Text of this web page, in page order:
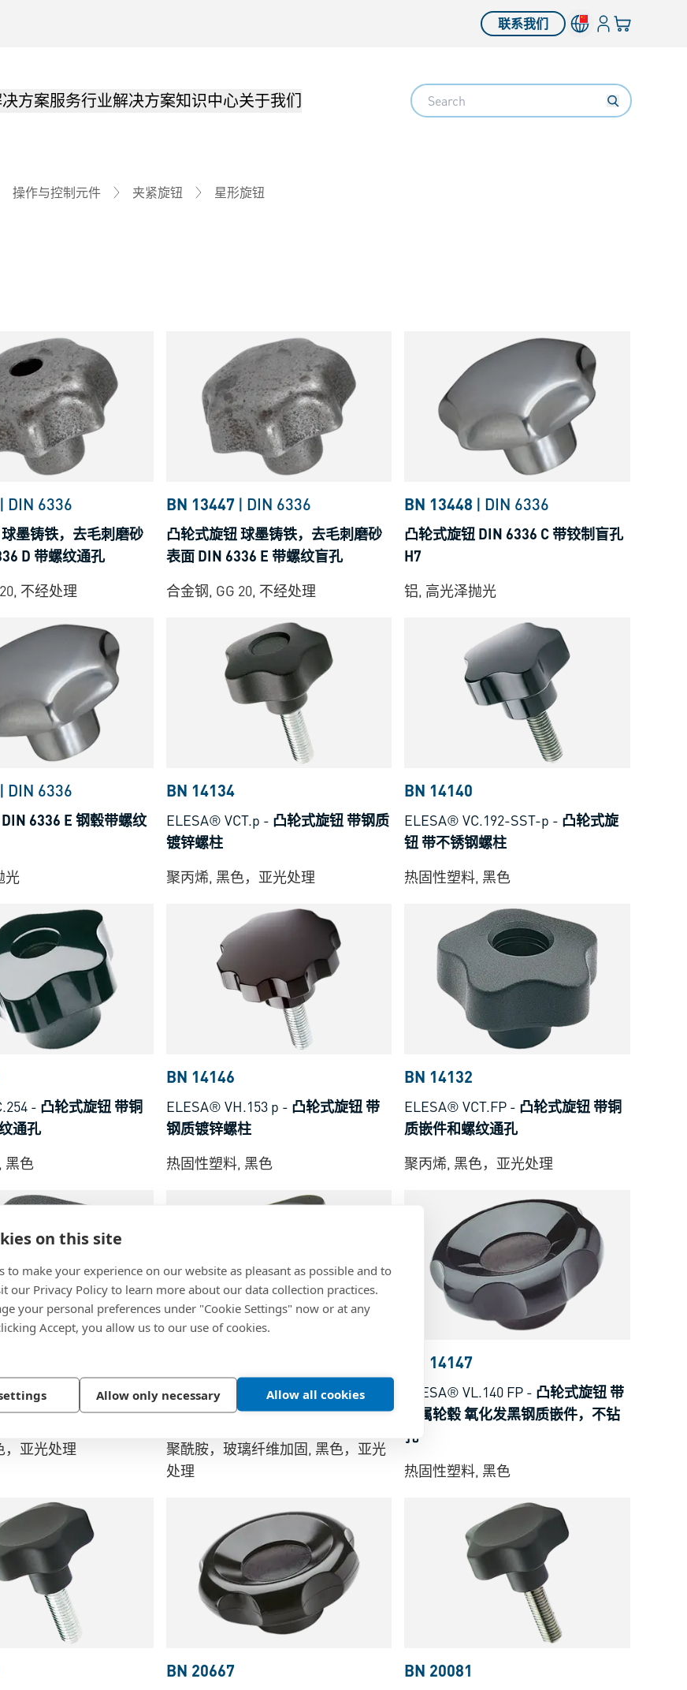
on this site
to make your experience on our website as pleasant as possible and to
our Privacy Policy to learn more about our data collection practices.
your personal preferences under "Cookie Settings" now or at any
Accept, you allow us to our use of cookies.
Allow only necessary Allow all cookies
联系我们 登入您的购物车
方案服务行业解决方案知识中心关于我们 Search
操作与控制元件 夹紧旋钮 星形旋钮
| DIN 6336
墨铸铁，去毛刺磨砂
D 带螺纹通孔
不经处理
BN 13447 | DIN 6336
凸轮式旋钮 球墨铸铁，去毛刺磨砂
表面 DIN 6336 E 带螺纹盲孔
合金钢, GG 20, 不经处理
BN 13448 | DIN 6336
凸轮式旋钮 DIN 6336 C 带铰制盲孔
H7
铝, 高光泽抛光
| DIN 6336
6336 E 钢毂带螺纹
光
BN 14134
ELESA® VCT.p - 凸轮式旋钮 带钢质
镀锌螺柱
聚丙烯, 黑色，亚光处理
BN 14140
ELESA® VC.192-SST-p - 凸轮式旋
钮 带不锈钢螺柱
热固性塑料, 黑色
- 凸轮式旋钮 带铜
通孔
黑色
BN 14146
ELESA® VH.153 p - 凸轮式旋钮 带
钢质镀锌螺柱
热固性塑料, 黑色
BN 14132
ELESA® VCT.FP - 凸轮式旋钮 带铜
质嵌件和螺纹通孔
聚丙烯, 黑色，亚光处理
-凸轮式旋钮 带铜质
孔
，亚光处理
ELESA® VC.692 -凸轮式旋钮 带螺
纹盲孔的黄铜嵌件
聚酰胺，玻璃纤维加固, 黑色，亚光
处理
BN 14147
ELESA® VL.140 FP - 凸轮式旋钮 带
金属轮毂 氧化发黑钢质嵌件，不钻
孔
热固性塑料, 黑色
BN 20667 BN 20081